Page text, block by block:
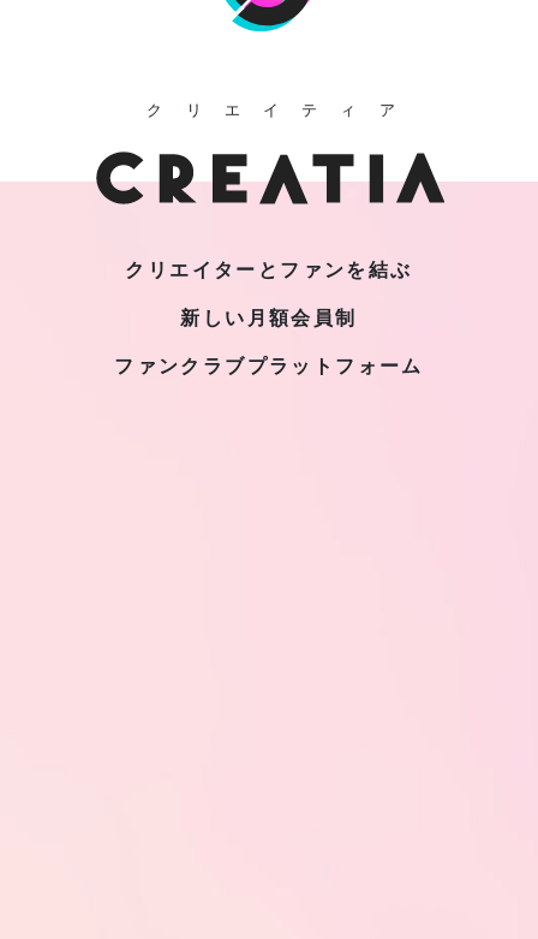
クリエイティア
クリエイターとファンを結ぶ
新しい月額会員制
ファンクラブプラットフォーム